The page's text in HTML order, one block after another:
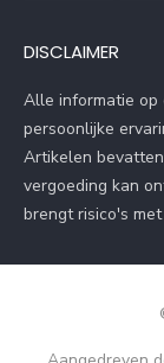
DISCLAIMER
Alle informatie op
persoonlijke
Artikelen
vergoeding kan
brengt risico's